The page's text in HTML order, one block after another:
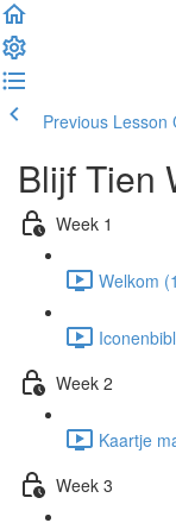
Previous Lesson
Blijf Tien
Week 1
Welkom
Week 2
Kaartje
Week 3